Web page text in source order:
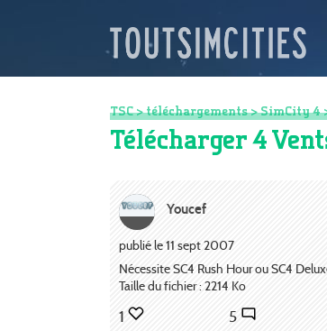
TSC>téléchargements>SimCity 4
Télécharger 4
Youcef
publié le 11 sept 2007
Nécessite SC4 Rush Hour ou SC4
Taille du fichier : 2214 Ko
1 5